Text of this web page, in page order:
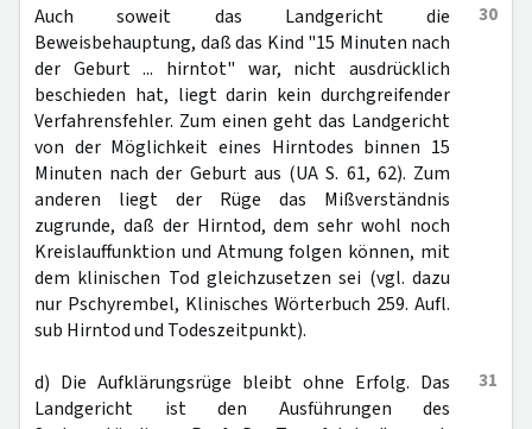
30
Auch soweit das Landgericht die
Beweisbehauptung, daß das Kind "15 Minuten nach
der Geburt ... hirntot" war, nicht ausdrücklich
beschieden hat, liegt darin kein durchgreifender
Verfahrensfehler. Zum einen geht das Landgericht
von der Möglichkeit eines Hirntodes binnen 15
Minuten nach der Geburt aus (UA S. 61, 62). Zum
anderen liegt der Rüge das Mißverständnis
zugrunde, daß der Hirntod, dem sehr wohl noch
Kreislauffunktion und Atmung folgen können, mit
dem klinischen Tod gleichzusetzen sei (vgl. dazu
nur Pschyrembel, Klinisches Wörterbuch 259. Aufl.
sub Hirntod und Todeszeitpunkt).
31
d) Die Aufklärungsrüge bleibt ohne Erfolg. Das
Landgericht ist den Ausführungen des